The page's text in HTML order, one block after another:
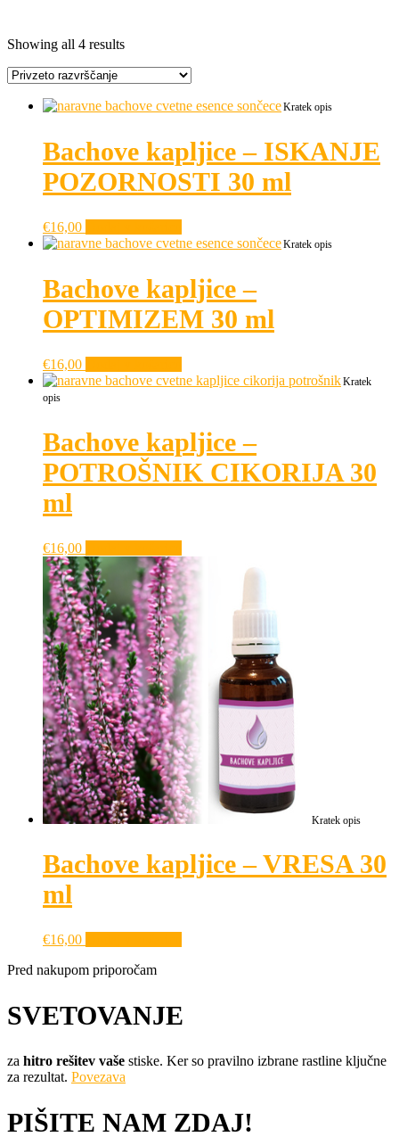
Showing all 4 results
Kratek opis
Bachove kapljice – ISKANJE
POZORNOSTI 30 ml
€16,00
Kratek opis
Bachove kapljice –
OPTIMIZEM 30 ml
€16,00
Kratek
opis
Bachove kapljice –
POTROŠNIK CIKORIJA 30
ml
€16,00
Kratek opis
Bachove kapljice – VRESA 30
ml
€16,00
Pred nakupom priporočam
SVETOVANJE
za hitro rešitev vaše stiske. Ker so pravilno izbrane rastline ključne
za rezultat. Povezava
PIŠITE NAM ZDAJ!